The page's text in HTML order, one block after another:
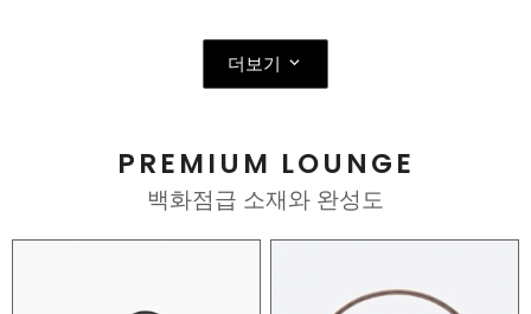
더보기
PREMIUM LOUNGE
백화점급 소재와 완성도